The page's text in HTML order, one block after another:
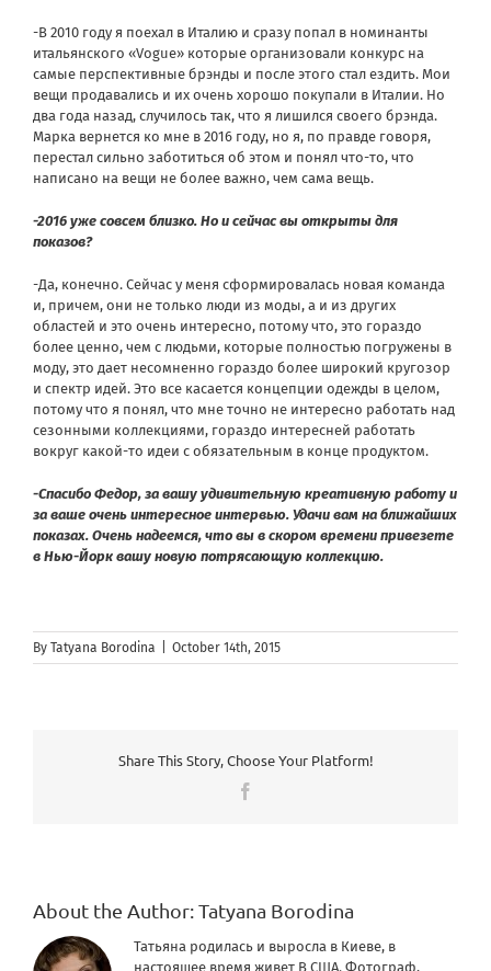
-В 2010 году я поехал в Италию и сразу попал в номинанты
итальянского «Vogue» которые организовали конкурс на
самые перспективные брэнды и после этого стал ездить. Мои
вещи продавались и их очень хорошо покупали в Италии. Но
два года назад, случилось так, что я лишился своего брэнда.
Марка вернется ко мне в 2016 году, но я, по правде говоря,
перестал сильно заботиться об этом и понял что-то, что
написано на вещи не более важно, чем сама вещь.
-2016 уже совсем близко. Но и сейчас вы открыты для
показов?
-Да, конечно. Сейчас у меня сформировалась новая команда
и, причем, они не только люди из моды, а и из других
областей и это очень интересно, потому что, это гораздо
более ценно, чем с людьми, которые полностью погружены в
моду, это дает несомненно гораздо более широкий кругозор
и спектр идей. Это все касается концепции одежды в целом,
потому что я понял, что мне точно не интересно работать над
сезонными коллекциями, гораздо интересней работать
вокруг какой-то идеи с обязательным в конце продуктом.
-Спасибо Федор, за вашу удивительную креативную работу и
за ваше очень интересное интервью. Удачи вам на ближайших
показах. Очень надеемся, что вы в скором времени привезете
в Нью-Йорк вашу новую потрясающую коллекцию.
By Tatyana Borodina October 14th, 2015
Share This Story, Choose Your Platform!
About the Author:Tatyana Borodina
Татьяна родилась и выросла в Киеве, в
настоящее время живет В США. Фотограф,